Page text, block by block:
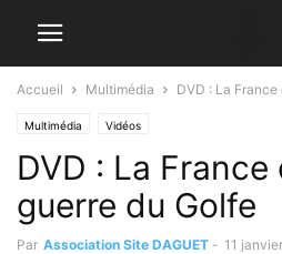
Accueil Multimédia DVD : La
Multimédia Vidéos
DVD : La France
guerre du Golfe
Par Association Site DAGUET - 11